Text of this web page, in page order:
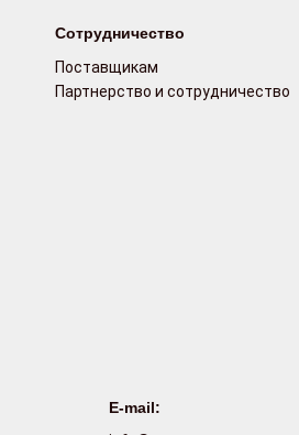
Сотрудничество
Поставщикам
Партнерство и сотрудничество
E-mail: